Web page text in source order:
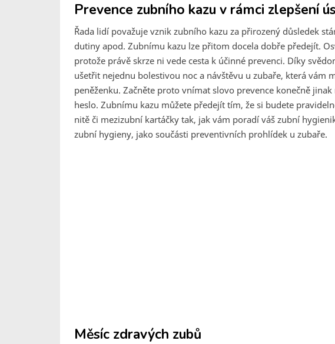
Prevence zubního kazu v rámci zlepšení
Řada lidí považuje vznik zubního kazu za přirozený důsledek
dutiny apod. Zubnímu kazu lze přitom docela dobře předejít.
protože právě skrze ni vede cesta k účinné prevenci. Díky
ušetřit nejednu bolestivou noc a návštěvu u zubaře, která vám
peněženku. Začněte proto vnímat slovo prevence konečně
heslo. Zubnímu kazu můžete předejít tím, že si budete
nitě či mezizubní kartáčky tak, jak vám poradí váš zubní
zubní hygieny, jako součásti preventivních prohlídek u zubaře.
Měsíc zdravých zubů